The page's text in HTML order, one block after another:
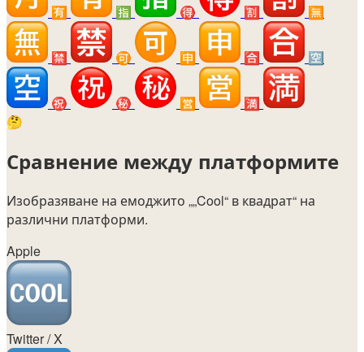
🈶 🈯 🉐 🈹 🈚
🈲 🉑 🈸 🈴 🈳
㊗️ ㊙️ 🈺
🈵
🤔
Сравнение между платформите
Изобразяване на емоджито „„Cool“ в квадрат“ на
различни платформи.
Apple
Twitter / X